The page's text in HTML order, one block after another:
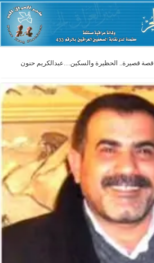
قصة قصيرة.. الحظيرة والسكين…عبدالكريم حنون